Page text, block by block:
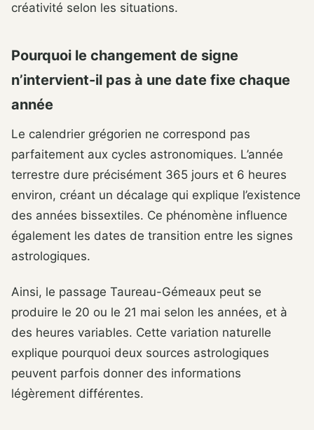
créativité selon les situations.
Pourquoi le changement de signe
n’intervient-il pas à une date fixe chaque
année
Le calendrier grégorien ne correspond pas
parfaitement aux cycles astronomiques. L’année
terrestre dure précisément 365 jours et 6 heures
environ, créant un décalage qui explique l’existence
des années bissextiles. Ce phénomène influence
également les dates de transition entre les signes
astrologiques.
Ainsi, le passage Taureau-Gémeaux peut se
produire le 20 ou le 21 mai selon les années, et à
des heures variables. Cette variation naturelle
explique pourquoi deux sources astrologiques
peuvent parfois donner des informations
légèrement différentes.